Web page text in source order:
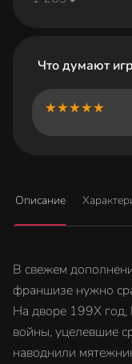
Что думают
Описание
В свежем
франшизе нужно
На дворе 199X
войны, уцелевшие
наводнили